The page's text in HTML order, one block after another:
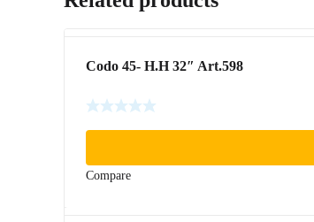
Codo 45- H.H 32″ Art.598
Compare